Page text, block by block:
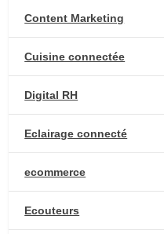
Content Marketing
Cuisine connectée
Digital RH
Eclairage connecté
ecommerce
Ecouteurs